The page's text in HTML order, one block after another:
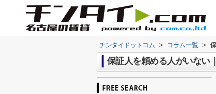
チンタイドットコム > コラム一覧 >
保証人を頼める人がいない